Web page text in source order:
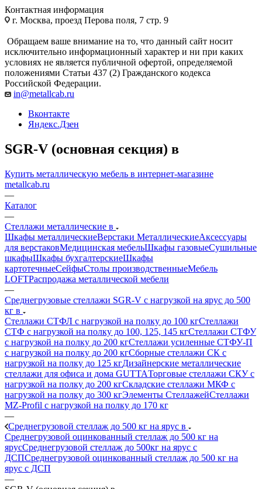
Контактная информация
г. Москва, проезд Перова поля, 7 стр. 9
Обращаем ваше внимание на то, что данный сайт носит
исключительно информационный характер и ни при каких
условиях не является публичной офертой, определяемой
положениями Статьи 437 (2) Гражданского кодекса
Российской Федерации.
in@metallcab.ru
Вконтакте
Яндекс.Дзен
SGR-V (основная секция) в
Купить металлическую мебель в интернет-магазине
metallcab.ru
—
Каталог
—
Стеллажи металлические в
Шкафы металлическиеВерстаки МеталлическиеАксессуары
для верстаковМедицинская мебельШкафы газовыеСушильные
шкафыШкафы бухгалтерскиеШкафы
картотечныеСейфыСтолы производственныеМебель
LOFTРаспродажа металлической мебели
—
Среднегрузовые стеллажи SGR-V с нагрузкой на ярус до 500
кг в
Стеллажи СТФЛ с нагрузкой на полку до 100 кгСтеллажи
СТФ с нагрузкой на полку до 100, 125, 145 кгСтеллажи СТФУ
с нагрузкой на полку до 200 кгСтеллажи усиленные СТФУ-П
с нагрузкой на полку до 200 кгСборные стеллажи СК с
нагрузкой на полку до 125 кгДизайнерские металлические
стеллажи для офиса и дома GUTTAТорговые стеллажи СКУ с
нагрузкой на полку до 200 кгСкладские стеллажи МКФ с
нагрузкой на полку до 300 кгЭлементы СтеллажейСтеллажи
MZ-Profil с нагрузкой на полку до 170 кг
—
Среднегрузовой стеллаж до 500 кг на ярус в
Среднегрузовой оцинкованный стеллаж до 500 кг на
ярусСреднегрузовой стеллаж до 500кг на ярус с
ДСПСреднегрузовой оцинкованный стеллаж до 500 кг на
ярус с ДСП
—